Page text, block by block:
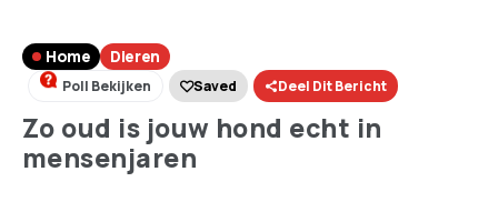
Home Dieren
Poll Bekijken Saved Deel Dit Bericht
Zo oud is jouw hond echt in
mensenjaren